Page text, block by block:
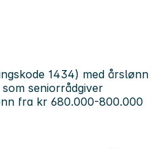
1434) med årslønn
seniorrådgiver
fra kr 680.000-800.000